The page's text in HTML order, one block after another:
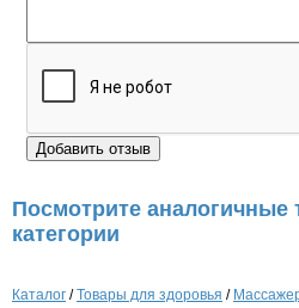
Посмотрите аналогичные
категории
Каталог /Товары для здоровья /